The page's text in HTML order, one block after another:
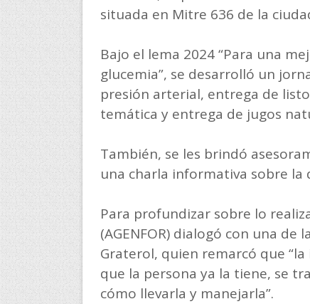
situada en Mitre 636 de la
Bajo el lema 2024 “Para una
glucemia”, se desarrolló un
presión arterial, entrega de
temática y entrega de jugos
También, se les brindó
una charla informativa sobre la
Para profundizar sobre lo
(AGENFOR) dialogó con una
Graterol, quien remarcó que
que la persona ya la tiene, se
cómo llevarla y manejarla”.